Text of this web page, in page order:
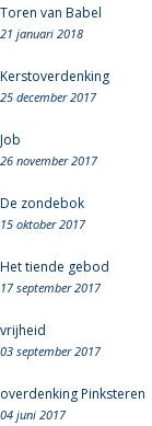
Toren van Babel
21 januari 2018
Kerstoverdenking
25 december 2017
Job
26 november 2017
De zondebok
15 oktober 2017
Het tiende gebod
17 september 2017
vrijheid
03 september 2017
overdenking Pinksteren
04 juni 2017